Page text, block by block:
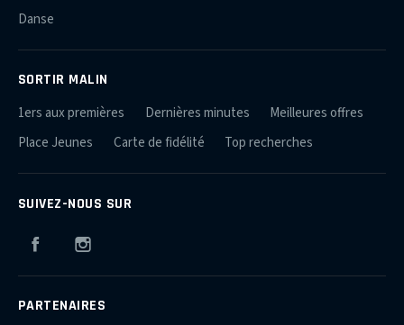
Danse
SORTIR MALIN
1ers aux premières Dernières minutes
Meilleures offres
Place Jeunes
Carte de fidélité Top recherches
SUIVEZ-NOUS SUR
Facebook
PARTENAIRES